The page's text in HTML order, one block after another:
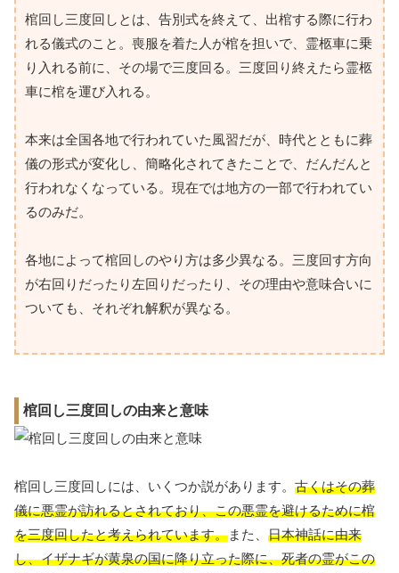
棺回し三度回しとは、告別式を終えて、出棺する際に行わ
れる儀式のこと。喪服を着た人が棺を担いで、霊柩車に乗
り入れる前に、その場で三度回る。三度回り終えたら霊柩
車に棺を運び入れる。
本来は全国各地で行われていた風習だが、時代とともに葬
儀の形式が変化し、簡略化されてきたことで、だんだんと
行われなくなっている。現在では地方の一部で行われてい
るのみだ。
各地によって棺回しのやり方は多少異なる。三度回す方向
が右回りだったり左回りだったり、その理由や意味合いに
ついても、それぞれ解釈が異なる。
棺回し三度回しの由来と意味
棺回し三度回しには、いくつか説があります。 古くはその葬
儀に悪霊が訪れるとされており、この悪霊を避けるために棺
を三度回したと考えられています。また、 日本神話に由来
し、イザナギが黄泉の国に降り立った際に、死者の霊がこの